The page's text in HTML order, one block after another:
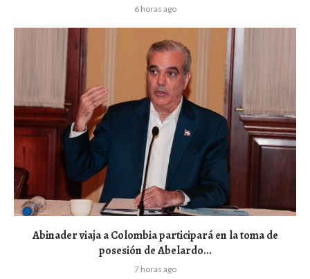
6 horas ago
Abinader viaja a Colombia participará en la toma de
posesión de Abelardo...
7 horas ago